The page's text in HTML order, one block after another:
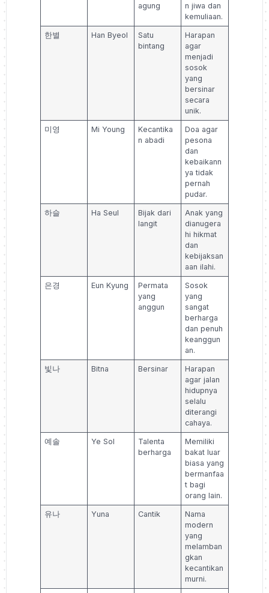
agung
n jiwa dan
kemuliaan.
한별 Han Byeol
Satu
bintang
Harapan
agar
menjadi
sosok
yang
bersinar
secara
unik.
미영 Mi Young
Kecantika
n abadi
Doa agar
pesona
dan
kebaikann
ya tidak
pernah
pudar.
하슬 Ha Seul
Bijak dari
langit
Anak yang
dianugera
hi hikmat
dan
kebijaksan
aan ilahi.
은경 Eun Kyung
Permata
yang
anggun
Sosok
yang
sangat
berharga
dan penuh
keanggun
an.
빛나 Bitna Bersinar
Harapan
agar jalan
hidupnya
selalu
diterangi
cahaya.
예솔 Ye Sol
Talenta
berharga
Memiliki
bakat luar
biasa yang
bermanfaa
t bagi
orang lain.
유나 Yuna Cantik
Nama
modern
yang
melamban
gkan
kecantikan
murni.